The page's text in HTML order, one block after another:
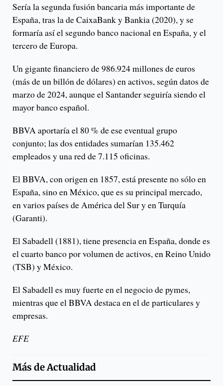
Sería la segunda fusión bancaria más importante de
España, tras la de CaixaBank y Bankia (2020), y se
formaría así el segundo banco nacional en España, y el
tercero de Europa.
Un gigante financiero de 986.924 millones de euros
(más de un billón de dólares) en activos, según datos de
marzo de 2024, aunque el Santander seguiría siendo el
mayor banco español.
BBVA aportaría el 80 % de ese eventual grupo
conjunto; las dos entidades sumarían 135.462
empleados y una red de 7.115 oficinas.
El BBVA, con origen en 1857, está presente no sólo en
España, sino en México, que es su principal mercado,
en varios países de América del Sur y en Turquía
(Garanti).
El Sabadell (1881), tiene presencia en España, donde es
el cuarto banco por volumen de activos, en Reino Unido
(TSB) y México.
El Sabadell es muy fuerte en el negocio de pymes,
mientras que el BBVA destaca en el de particulares y
empresas.
EFE
Más deActualidad